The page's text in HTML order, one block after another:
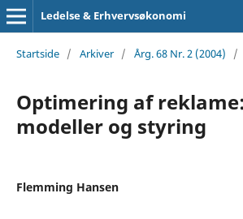
Ledelse & Erhvervsøkonomi
Startside / Arkiver / Årg. 68 Nr. 2 (2004) /
Optimering af
modeller og styring
Flemming Hansen